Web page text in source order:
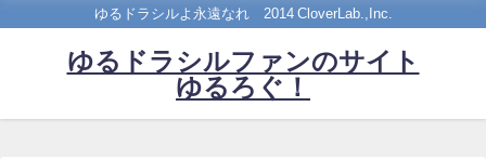
ゆるドラシルよ永遠なれ©2014 CloverLab.,Inc.
ゆるドラシルファンのサイト
ゆるろぐ！